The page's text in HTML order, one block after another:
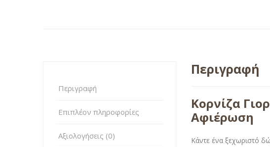
Περιγραφή
Επιπλέον πληροφορίες
Αξιολογήσεις (0)
Περιγραφή
Κορνίζα
Αφιέρωση
Κάντε ένα ξεχωριστό